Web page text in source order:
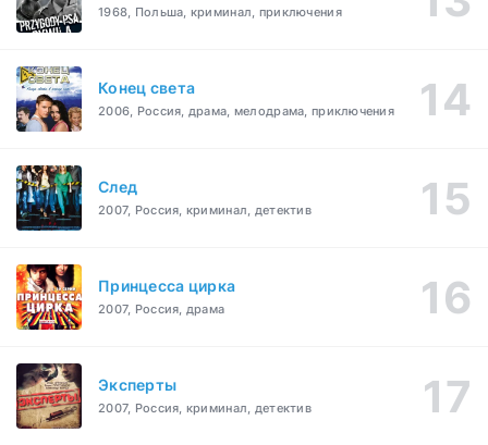
1968, Польша, криминал, приключения
Конец света
2006, Россия, драма, мелодрама, приключения
След
2007, Россия, криминал, детектив
Принцесса цирка
2007, Россия, драма
Эксперты
2007, Россия, криминал, детектив